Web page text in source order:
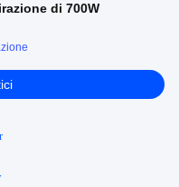
di 700W